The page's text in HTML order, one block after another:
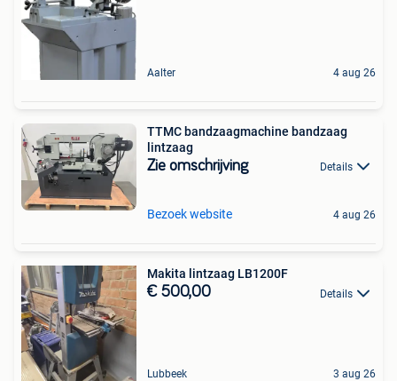
Aalter 4 aug 26
TTMC bandzaagmachine bandzaag
lintzaag
Zie omschrijving Details
Bezoek website 4 aug 26
Makita lintzaag LB1200F
€ 500,00 Details
Lubbeek 3 aug 26